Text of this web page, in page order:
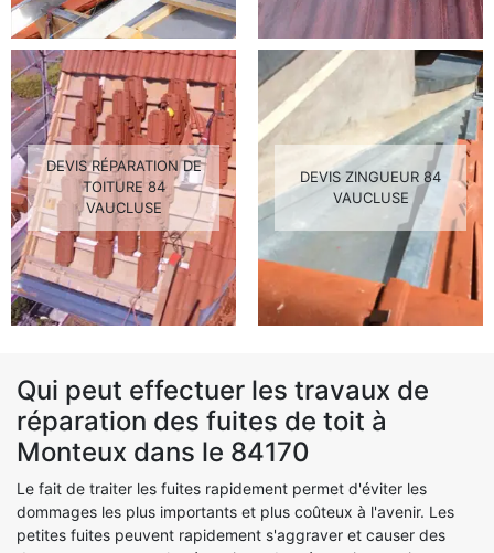
DEVIS RÉPARATION DE
TOITURE 84
VAUCLUSE
DEVIS ZINGUEUR 84
VAUCLUSE
Qui peut effectuer les travaux de
réparation des fuites de toit à
Monteux dans le 84170
Le fait de traiter les fuites rapidement permet d'éviter les
dommages les plus importants et plus coûteux à l'avenir. Les
petites fuites peuvent rapidement s'aggraver et causer des